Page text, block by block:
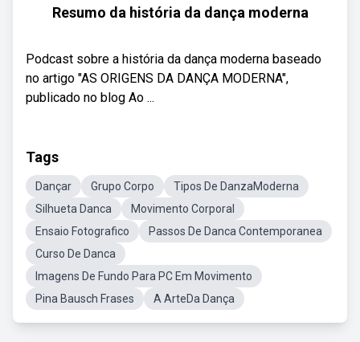
Resumo da história da dança moderna
Podcast sobre a história da dança moderna baseado
no artigo "AS ORIGENS DA DANÇA MODERNA",
publicado no blog Ao ...
Tags
Dançar Grupo Corpo
Tipos De DanzaModerna
Silhueta Danca
Movimento Corporal
Ensaio Fotografico
Passos De Danca Contemporanea
Curso De Danca
Imagens De Fundo Para PC Em Movimento
Pina Bausch Frases
A ArteDa Dança